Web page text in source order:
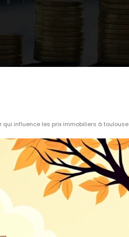
qui influence les prix immobiliers à toulouse